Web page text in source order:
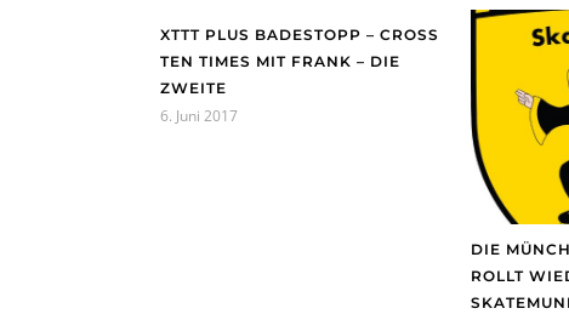
XTTT PLUS BADESTOPP – CROSS
TEN TIMES MIT FRANK – DIE
ZWEITE
6. Juni 2017
DIE
ROLLT